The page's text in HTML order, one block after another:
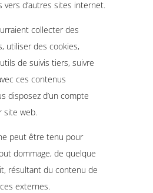
d’autres sites internet.
collecter des
utiliser des cookies,
de suivis tiers, suivre
ces contenus
disposez d’un compte
site web.
peut être tenu pour
dommage, de quelque
résultant du contenu de
externes.